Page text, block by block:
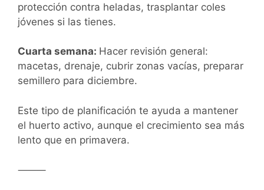
protección contra heladas, trasplantar coles
jóvenes si las tienes.
Cuarta semana: Hacer revisión general:
macetas, drenaje, cubrir zonas vacías, preparar
semillero para diciembre.
Este tipo de planificación te ayuda a mantener
el huerto activo, aunque el crecimiento sea más
lento que en primavera.
⸻